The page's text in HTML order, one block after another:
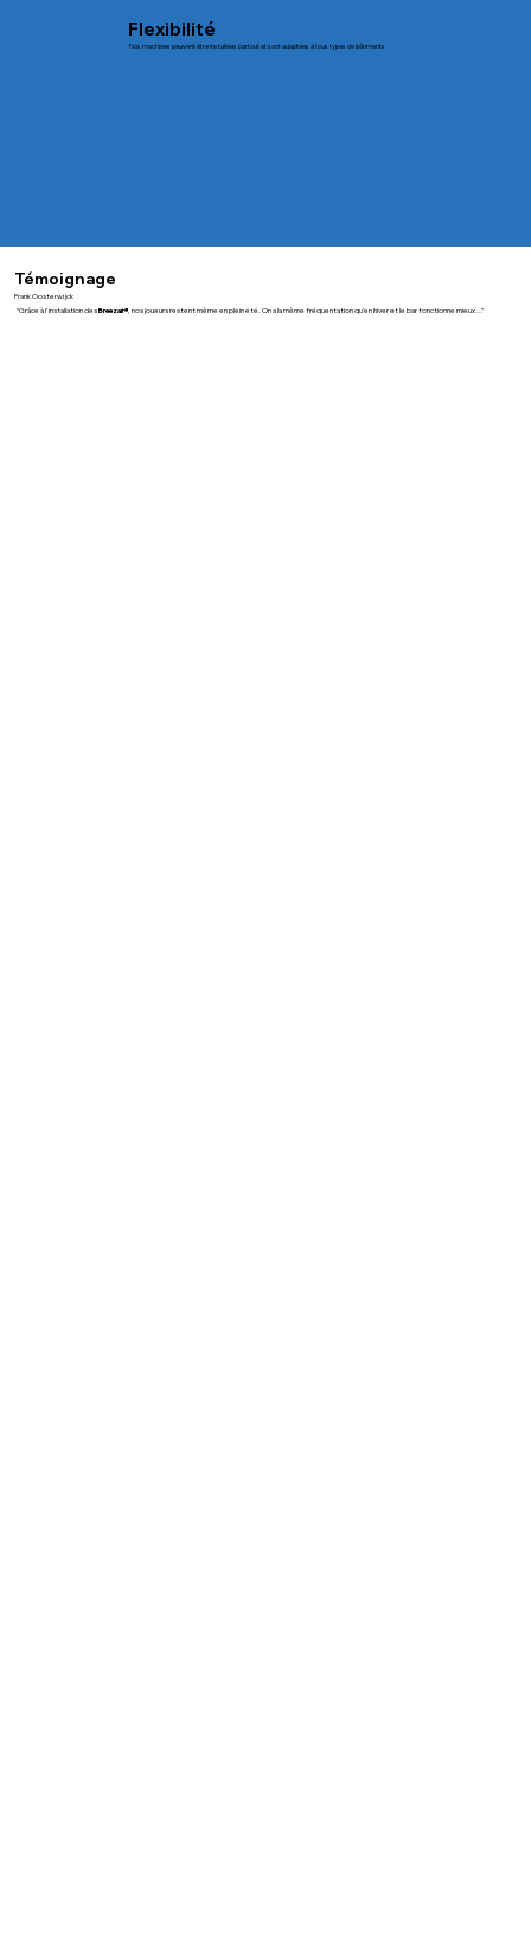
Flexibilité
Nos machines peuvent être installées partout et sont adaptées à tous types de bâtiments.
Témoignage
Frank Oosterwijck
“Grâce à l'installation desBreezair® , nos joueurs restent même en plein été. On a la même fréquentation qu’en hiver et le bar fonctionne mieux…”